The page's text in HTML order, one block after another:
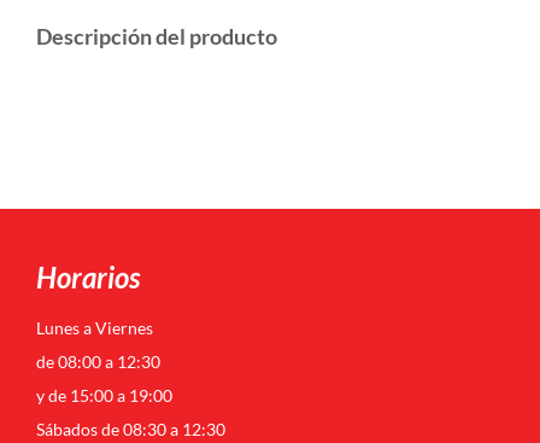
Descripción del producto
Horarios
Lunes a Viernes
de 08:00 a 12:30
y de 15:00 a 19:00
Sábados de 08:30 a 12:30